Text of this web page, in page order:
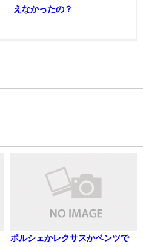
えなかったの？
ポルシェかレクサスかベンツで